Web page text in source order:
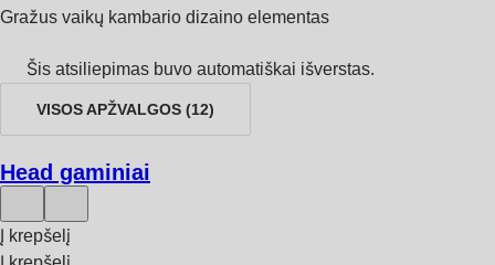
Gražus vaikų kambario dizaino elementas
Šis atsiliepimas buvo automatiškai išverstas.
VISOS APŽVALGOS (12)
Head gaminiai
Į krepšelį